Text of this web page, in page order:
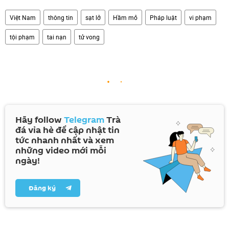
Việt Nam thông tin sạt lở Hầm mỏ Pháp luật vi phạm
tội phạm tai nạn tử vong
Hãy follow TelegramTrà
đá vỉa hè để cập nhật tin
tức nhanh nhất và xem
những video mới mỗi
ngày!
Đăng ký